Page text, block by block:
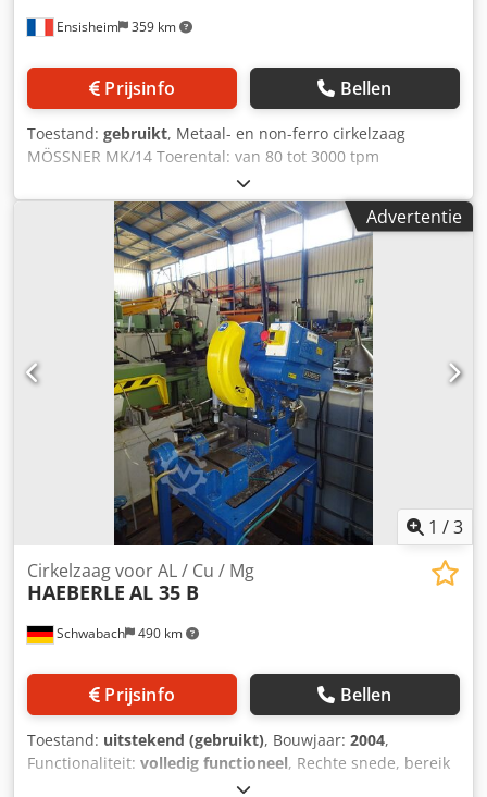
Ensisheim 359 km
Prijsinfo Bellen
Toestand: gebruikt, Metaal- en non-ferro cirkelzaag
MÖSSNER MK/14 Toerental: van 80 tot 3000 tpm
Tafelafmeting: 900 x 700 mm Max. zaagblad diameter: Ø
315 mm Maximale zaaghoogte: 85 mm Motor: 2 snelheden
Dcedpfx Aszmxv Uehqsk Ideaal voor het zagen van
aluminium platen, brons etc. Spanning: 380 V Lengte: 1100
mm Diepte: 900 mm Totale hoogte: 1300 mm Gewicht: ca.
Advertentie
1 /3
Schwabach 490 km
Cirkelzaag voor AL / Cu / Mg
HAEBERLE AL 35 B
Prijsinfo Bellen
Toestand: uitstekend (gebruikt), Bouwjaar: 2004,
Functionaliteit: volledig functioneel, Rechte snede, bereik
105 x 105 mm, rond = 120 mm Motor: 1,7 / 2,2 kW